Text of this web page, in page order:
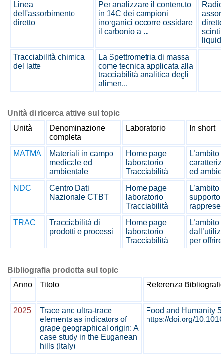
Linea
dell'assorbimento
diretto
Per analizzare il contenuto
in 14C dei campioni
inorganici occorre ossidare
il carbonio a ...
Tracciabilità chimica
del latte
La Spettrometria di massa
come tecnica applicata alla
tracciabilità analitica degli
alimen...
Unità di ricerca attive sul topic
Unità
Denominazione
completa
Laboratorio In short
MATMA
Materiali in campo
medicale ed
ambientale
Home page
laboratorio
Tracciabilità
ed
NDC
Centro Dati
Nazionale CTBT
Home page
laboratorio
Tracciabilità
TRAC
Tracciabilità di
prodotti e processi
Home page
laboratorio
Tracciabilità
per
Bibliografia prodotta sul topic
Anno
Titolo Referenza
2025
Trace and ultra-trace
elements as indicators of
grape geographical origin: A
case study in the Euganean
hills (Italy)
Food and Humanity
https://doi.org/